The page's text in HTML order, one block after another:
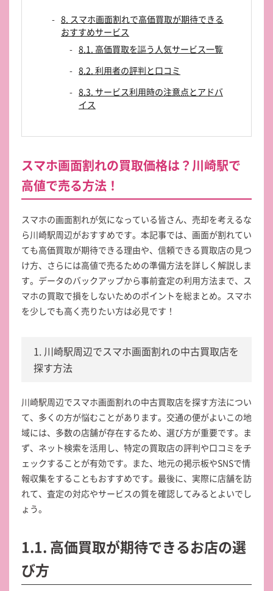
8. スマホ画面割れで高価買取が期待できる
おすすめサービス
8.1. 高価買取を謳う人気サービス一覧
8.2. 利用者の評判と口コミ
8.3. サービス利用時の注意点とアドバ
イス
スマホ画面割れの買取価格は？川崎駅で
高値で売る方法！
スマホの画面割れが気になっている皆さん、売却を考えるな
ら川崎駅周辺がおすすめです。本記事では、画面が割れてい
ても高価買取が期待できる理由や、信頼できる買取店の見つ
け方、さらには高値で売るための準備方法を詳しく解説しま
す。データのバックアップから事前査定の利用方法まで、ス
マホの買取で損をしないためのポイントを総まとめ。スマホ
を少しでも高く売りたい方は必見です！
1. 川崎駅周辺でスマホ画面割れの中古買取店を
探す方法
川崎駅周辺でスマホ画面割れの中古買取店を探す方法につい
て、多くの方が悩むことがあります。交通の便がよいこの地
域には、多数の店舗が存在するため、選び方が重要です。ま
ず、ネット検索を活用し、特定の買取店の評判や口コミをチ
ェックすることが有効です。また、地元の掲示板やSNSで情
報収集をすることもおすすめです。最後に、実際に店舗を訪
れて、査定の対応やサービスの質を確認してみるとよいでし
ょう。
1.1. 高価買取が期待できるお店の選
び方